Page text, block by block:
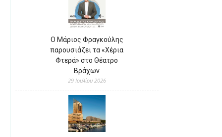
Ο Μάριος Φραγκούλης
παρουσιάζει τα «Χέρια
Φτερά» στο Θέατρο
Βράχων
29 Ιουλίου 2026